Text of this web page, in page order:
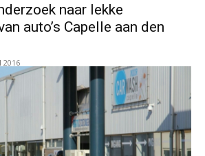
naar lekke
auto’s Capelle aan den
2016